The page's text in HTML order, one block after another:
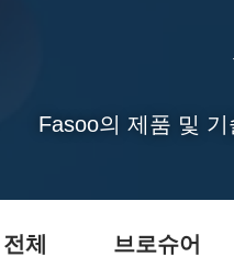
Fasoo의 제품 및
전체 브로슈어